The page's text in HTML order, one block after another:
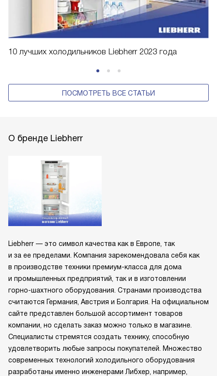
10 лучших холодильников Liebherr 2023 года
ПОСМОТРЕТЬ ВСЕ СТАТЬИ
О бренде Liebherr
Liebherr — это символ качества как в Европе, так
и за ее пределами. Компания зарекомендовала себя как
в производстве техники премиум-класса для дома
и промышленных предприятий, так и в изготовлении
горно-шахтного оборудования. Странами производства
считаются Германия, Австрия и Болгария. На официальном
сайте представлен большой ассортимент товаров
компании, но сделать заказ можно только в магазине.
Специалисты стремятся создать технику, способную
удовлетворить любые запросы покупателей. Множество
современных технологий холодильного оборудования
разработаны именно инженерами Либхер, например,